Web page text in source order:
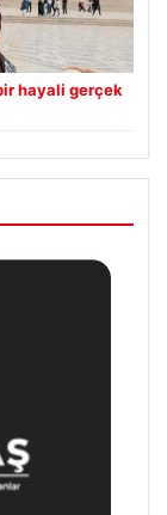
hayali gerçek